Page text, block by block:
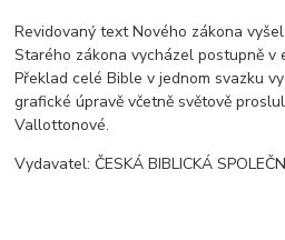
Revidovaný text Nového zákona
Starého zákona vycházel postupně v
Překlad celé Bible v jednom svazku
grafické úpravě včetně světově
Vallottonové.
Vydavatel: ČESKÁ BIBLICKÁ